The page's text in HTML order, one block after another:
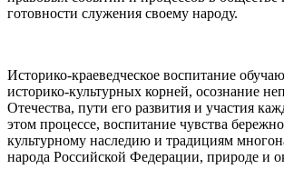
готовности служения своему народу.
Историко-краеведческое воспитание
историко-культурных корней, осознание
Отечества, пути его развития и участия
этом процессе, воспитание чувства
культурному наследию и традициям
народа Российской Федерации, природе и